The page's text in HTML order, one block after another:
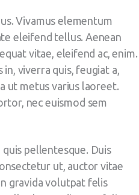
Vivamus elementum
eleifend tellus. Aenean
vitae, eleifend ac, enim.
viverra quis, feugiat a,
ut metus varius laoreet.
nec euismod sem
pellentesque. Duis
ut, auctor vitae
gravida volutpat felis